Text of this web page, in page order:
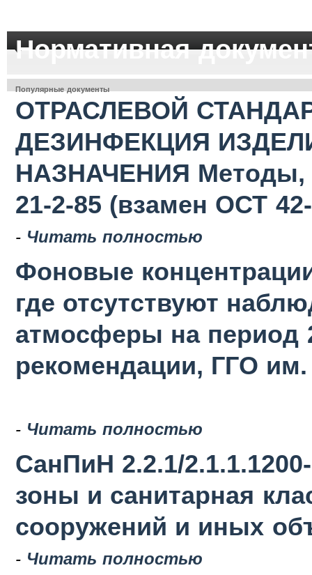
Нормативная
Популярные документы
ОТРАСЛЕВОЙ
ДЕЗИНФЕКЦИЯ
НАЗНАЧЕНИЯ Методы,
21-2-85 (взамен ОСТ
- Читать полностью
Фоновые
где отсутствуют
атмосферы на период
рекомендации, ГГО
- Читать полностью
СанПиН 2.2.1/
зоны и санитарная
сооружений и иных
- Читать полностью